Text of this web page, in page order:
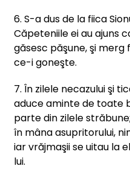
6. S-a dus de la fiica
Căpeteniile ei au ajuns
găsesc păşune, şi
ce-i goneşte.
7. În zilele necazului şi
aduce aminte de toate
parte din zilele
în mâna asupritorului,
iar vrăjmaşii se uitau la
lui.